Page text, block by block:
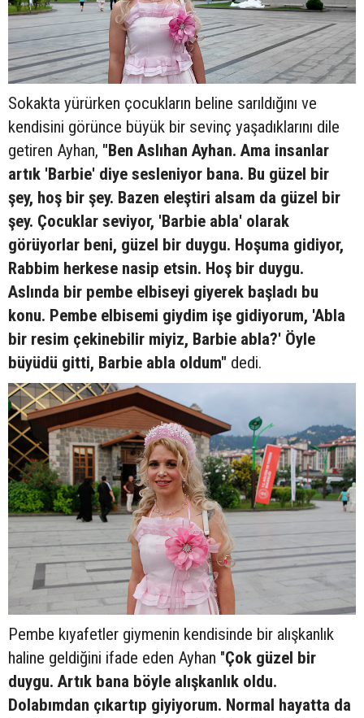
Sokakta yürürken çocukların beline sarıldığını ve
kendisini görünce büyük bir sevinç yaşadıklarını dile
getiren Ayhan, "Ben Aslıhan Ayhan. Ama insanlar
artık 'Barbie' diye sesleniyor bana. Bu güzel bir
şey, hoş bir şey. Bazen eleştiri alsam da güzel bir
şey. Çocuklar seviyor, 'Barbie abla' olarak
görüyorlar beni, güzel bir duygu. Hoşuma gidiyor,
Rabbim herkese nasip etsin. Hoş bir duygu.
Aslında bir pembe elbiseyi giyerek başladı bu
konu. Pembe elbisemi giydim işe gidiyorum, 'Abla
bir resim çekinebilir miyiz, Barbie abla?' Öyle
büyüdü gitti, Barbie abla oldum" dedi.
Pembe kıyafetler giymenin kendisinde bir alışkanlık
haline geldiğini ifade eden Ayhan "Çok güzel bir
duygu. Artık bana böyle alışkanlık oldu.
Dolabımdan çıkartıp giyiyorum. Normal hayatta da